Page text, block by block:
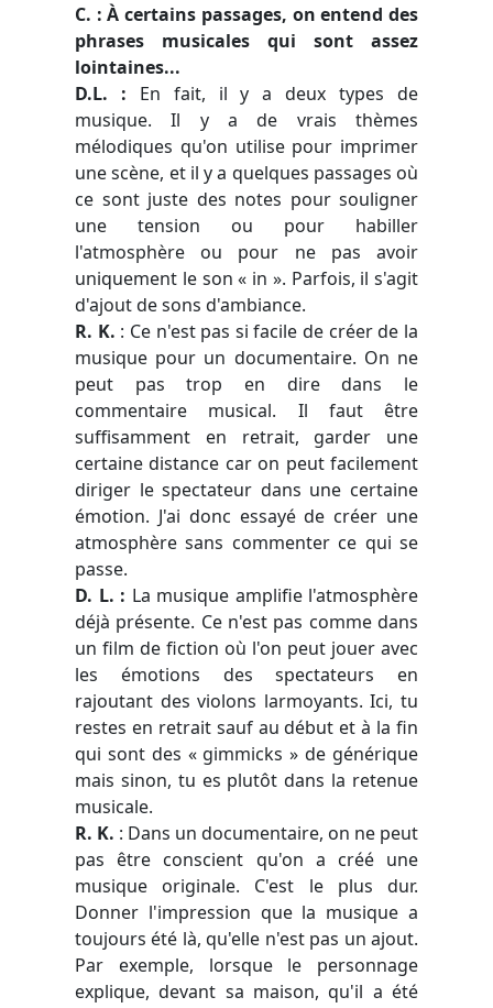
C. : À certains passages, on entend des
phrases musicales qui sont assez
lointaines...
D.L. : En fait, il y a deux types de
musique. Il y a de vrais thèmes
mélodiques qu'on utilise pour imprimer
une scène, et il y a quelques passages où
ce sont juste des notes pour souligner
une tension ou pour habiller
l'atmosphère ou pour ne pas avoir
uniquement le son « in ». Parfois, il s'agit
d'ajout de sons d'ambiance.
R. K. : Ce n'est pas si facile de créer de la
musique pour un documentaire. On ne
peut pas trop en dire dans le
commentaire musical. Il faut être
suffisamment en retrait, garder une
certaine distance car on peut facilement
diriger le spectateur dans une certaine
émotion. J'ai donc essayé de créer une
atmosphère sans commenter ce qui se
passe.
D. L. : La musique amplifie l'atmosphère
déjà présente. Ce n'est pas comme dans
un film de fiction où l'on peut jouer avec
les émotions des spectateurs en
rajoutant des violons larmoyants. Ici, tu
restes en retrait sauf au début et à la fin
qui sont des « gimmicks » de générique
mais sinon, tu es plutôt dans la retenue
musicale.
R. K. : Dans un documentaire, on ne peut
pas être conscient qu'on a créé une
musique originale. C'est le plus dur.
Donner l'impression que la musique a
toujours été là, qu'elle n'est pas un ajout.
Par exemple, lorsque le personnage
explique, devant sa maison, qu'il a été